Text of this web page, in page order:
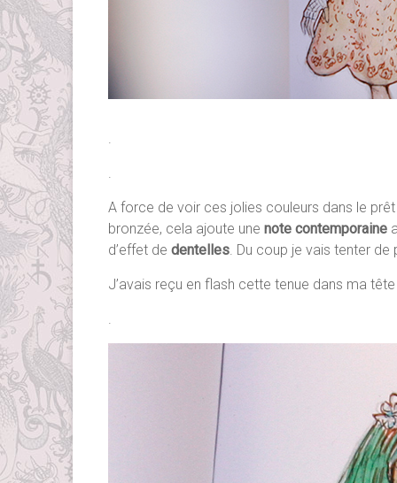
.
.
A force de voir ces jolies couleurs dans le
bronzée, cela ajoute une note contemporaine
d’effet de dentelles. Du coup je vais tenter
J’avais reçu en flash cette tenue dans ma
.